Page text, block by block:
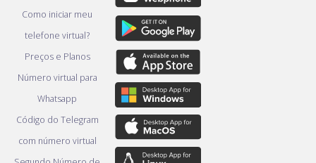
Como iniciar meu
telefone virtual?
Preços e Planos
Número virtual para
Whatsapp
Código do Telegram
com número virtual